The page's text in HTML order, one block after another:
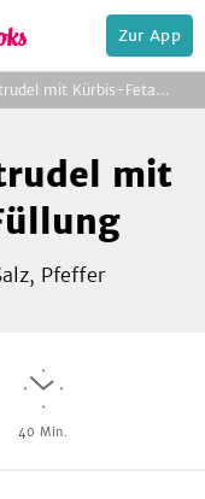
Zur App
Deftiger Herbststrudel mit Kürbis-Feta-Füllung
Foto: SevenCooks
zeigen
Foto: SevenCooks
Foto: SevenCooks
mit
Pfeffer
40 Min.